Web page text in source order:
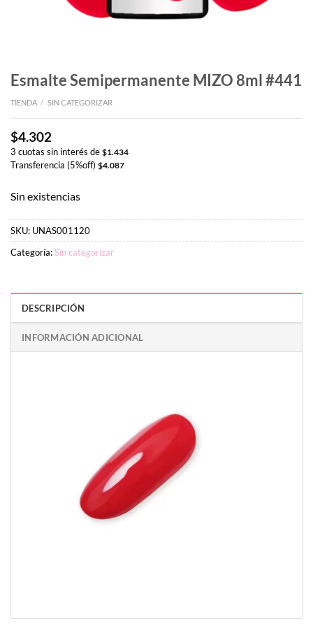
Esmalte Semipermanente MIZO 8ml #441
TIENDA / SIN CATEGORIZAR
$4.302
3 cuotas sin interés de $1.434
Transferencia (5%off) $4.087
Sin existencias
SKU: UNAS001120
Categoría:Sin categorizar
DESCRIPCIÓN
INFORMACIÓN ADICIONAL